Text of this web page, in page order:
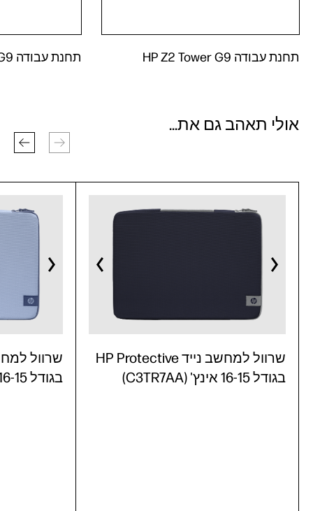
תחנת עבודה HP Z2 Tower G9 תחנת עבודה HP Z2 Tower G9
אולי תאהב גם את...
בגודל 16-15 אינץ' (C3TR6AA)
שרוול למחשב נייד HP Protective
בגודל 16-15 אינץ' (C3TR7AA)